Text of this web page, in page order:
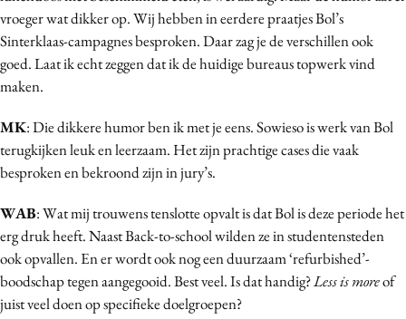
vroeger wat dikker op. Wij hebben in eerdere praatjes Bol’s
Sinterklaas-campagnes besproken. Daar zag je de verschillen ook
goed. Laat ik echt zeggen dat ik de huidige bureaus topwerk vind
maken.
MK: Die dikkere humor ben ik met je eens. Sowieso is werk van Bol
terugkijken leuk en leerzaam. Het zijn prachtige cases die vaak
besproken en bekroond zijn in jury’s.
WAB: Wat mij trouwens tenslotte opvalt is dat Bol is deze periode het
erg druk heeft. Naast Back-to-school wilden ze in studentensteden
ook opvallen. En er wordt ook nog een duurzaam ‘refurbished’-
boodschap tegen aangegooid. Best veel. Is dat handig?Less is moreof
juist veel doen op specifieke doelgroepen?